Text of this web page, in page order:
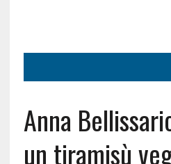
Anna
un tiramisù